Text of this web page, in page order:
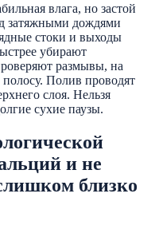
влага, но застой
затяжными дождями
стоки и выходы
убирают
размывы, на
Полив проводят
слоя. Нельзя
сухие паузы.
и не
близко